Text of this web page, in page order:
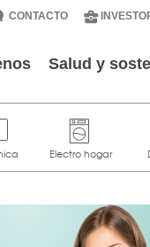
CONTACTO
Salud y